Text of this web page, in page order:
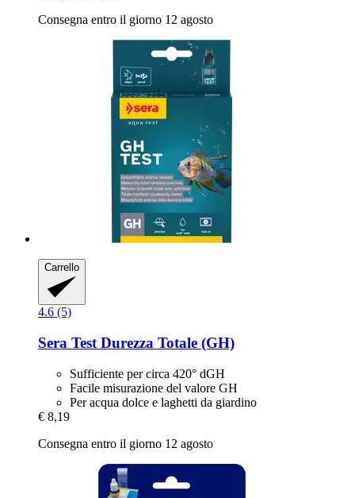
Consegna entro il giorno 12 agosto
Carrello
4.6 (5)
Sera Test Durezza Totale (GH)
Sufficiente per circa 420° dGH
Facile misurazione del valore GH
Per acqua dolce e laghetti da giardino
€ 8,19
Consegna entro il giorno 12 agosto